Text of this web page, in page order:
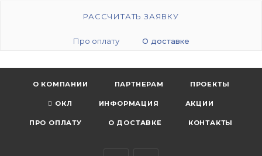
РАССЧИТАТЬ ЗАЯВКУ
Про оплату О доставке
О КОМПАНИИ ПАРТНЕРАМ ПРОЕКТЫ
ОКЛ ИНФОРМАЦИЯ АКЦИИ
ПРО ОПЛАТУ О ДОСТАВКЕ КОНТАКТЫ